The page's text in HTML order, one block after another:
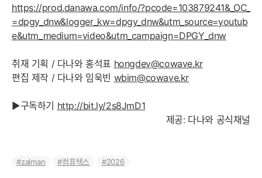
https://prod.danawa.com/info/?pcode=103879241&_OC_
=dpgy_dnw&logger_kw=dpgy_dnw&utm_source=youtub
e&utm_medium=video&utm_campaign=DPGY_dnw
취재 기획 / 다나와 홍석표 hongdev@cowave.kr
편집 제작 / 다나와 임욱빈 wbim@cowave.kr
▶구독하기 http://bit.ly/2s8JmD1
제공: 다나와 공식채널
zalman 컴퓨텍스 2026